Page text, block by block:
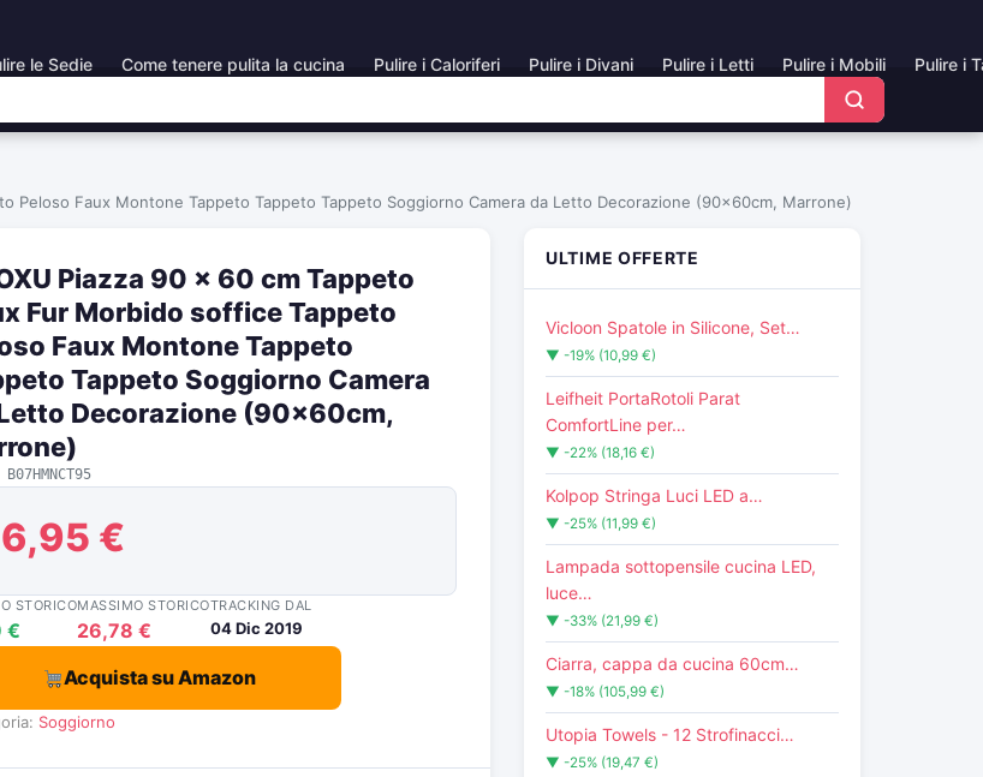
le Sedie Come tenere pulita la cucina Pulire i Caloriferi Pulire i Divani Pulire i Letti Pulire i Mobili Pulire i
Peloso Faux Montone Tappeto Tappeto Tappeto Soggiorno Camera da Letto Decorazione (90x60cm, Marrone)
Piazza 90 x 60 cm Tappeto
Fur Morbido soffice Tappeto
Faux Montone Tappeto
Tappeto Soggiorno Camera
Decorazione (90x60cm,
€
STORICO
€
MASSIMO STORICO
26,78 €
TRACKING DAL
04 Dic 2019
Acquista su Amazon
Soggiorno
ULTIME OFFERTE
Vicloon Spatole in Silicone, Set…
▼ -19% (10,99 €)
Leifheit PortaRotoli Parat
ComfortLine per…
▼ -22% (18,16 €)
Kolpop Stringa Luci LED a…
▼ -25% (11,99 €)
Lampada sottopensile cucina LED,
luce…
▼ -33% (21,99 €)
Ciarra, cappa da cucina 60cm…
▼ -18% (105,99 €)
Utopia Towels - 12 Strofinacci…
▼ -25% (19,47 €)